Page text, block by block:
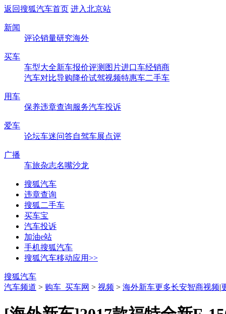
返回搜狐汽车首页 进入北京站
新闻
评论销量研究海外
买车
车型大全新车报价评测 图片进口车经销商
汽车对比导购降价试驾视频特惠车二手车
用车
保养违章查询服务汽车投诉
爱车
论坛车迷问答自驾车展点评
广播
车旅杂志名嘴沙龙
搜狐汽车
违章查询
搜狐二手车
买车宝
汽车投诉
加油e站
手机搜狐汽车
搜狐汽车移动应用>>
搜狐汽车
汽车频道 > 购车_买车网 > 视频 > 海外新车更多长安智商视频|